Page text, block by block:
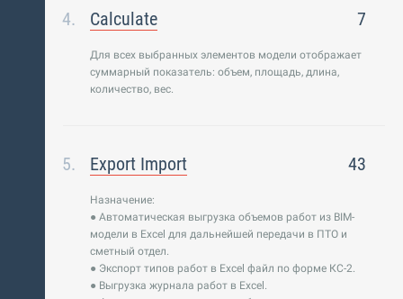
Calculate 7
Для всех выбранных элементов модели отображает
суммарный показатель: объем, площадь, длина,
количество, вес.
Export Import 43
Назначение:
● Автоматическая выгрузка объемов работ из BIM-
модели в Excel для дальнейшей передачи в ПТО и
сметный отдел.
● Экспорт типов работ в Excel файл по форме КС-2.
● Выгрузка журнала работ в Excel.